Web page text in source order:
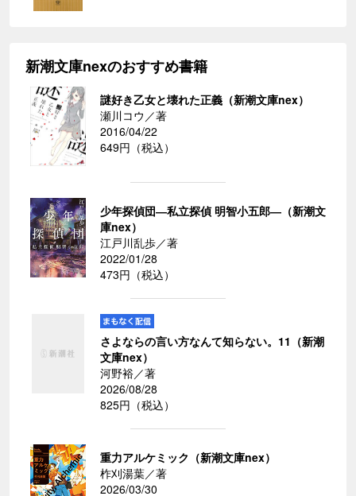
新潮文庫nexのおすすめ書籍
謎好き乙女と壊れた正義（新潮文庫nex）
瀬川コウ／著
2016/04/22
649円（税込）
少年探偵団―私立探偵 明智小五郎―（新潮文
庫nex）
江戸川乱歩／著
2022/01/28
473円（税込）
さよならの言い方なんて知らない。11（新潮
文庫nex）
河野裕／著
2026/08/28
825円（税込）
重力アルケミック（新潮文庫nex）
柞刈湯葉／著
2026/03/30